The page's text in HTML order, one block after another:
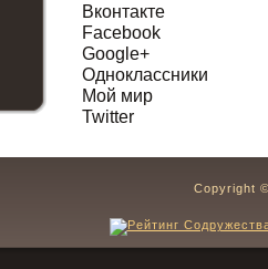
Вконтакте
Facebook
Google+
Одноклассники
Мой мир
Twitter
Copyright